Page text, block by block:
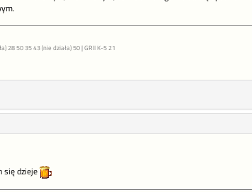
28 50 35 43 (nie działa) 50 | GRII K-5 21
się dzieje